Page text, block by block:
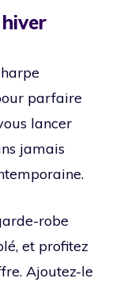
parfaire
lancer
jamais
robe
et profitez
Ajoutez-le